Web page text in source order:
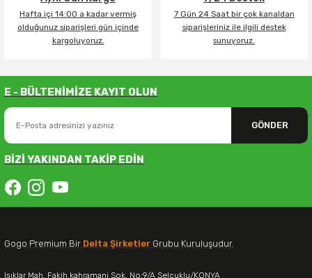
Hafta içi 14:00 a kadar vermiş
olduğunuz siparişleri gün içinde
kargoluyoruz.
7 Gün 24 Saat bir çok kanaldan
siparişleriniz ile ilgili destek
sunuyoruz.
E - BÜLTENİMİZE KAYIT OLUN
GÖNDER
BİZİ YAKINDAN TAKİP EDİN
Gogo Premium Bir Delta Şirketler Grubu Kuruluşudur.
Işıklar Mah. Fakih kahramani Sok. No:9/A Selçuklu/KONYA